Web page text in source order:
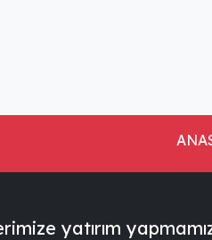
yatırım